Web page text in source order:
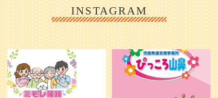
INSTAGRAM
利用者様やご家族の皆さまに、親し
みや温かさが伝わるようなデザイン
を目指し、ミモレのイラストを新し
く作...
20 0
＼ 2026年6月1日 OPEN ／
...
25 0